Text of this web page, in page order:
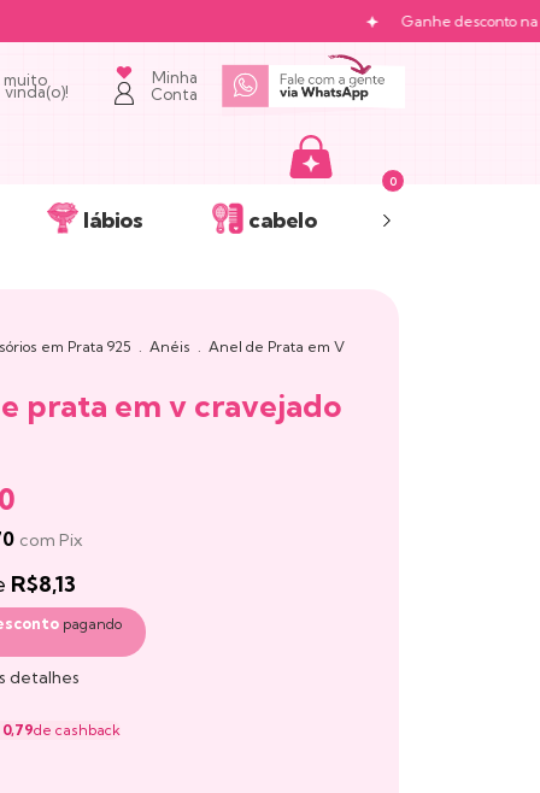
Ganhe desconto na
muito
vinda(o)!
Minha
Conta
0
lábios cabelo
em Prata 925 . Anéis . Anel de Prata em V
prata em v cravejado
com Pix
R$8,13
pagando
detalhes
0,79de cashback